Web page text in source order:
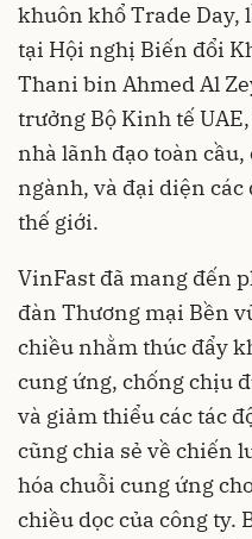
khuôn khổ Trade Day,
tại Hội nghị Biến đổi
Thani bin Ahmed Al
trưởng Bộ Kinh tế
nhà lãnh đạo toàn
ngành, và đại diện
thế giới.
VinFast đã mang đến
đàn Thương mại Bền
chiều nhằm thúc đẩy
cung ứng, chống chịu
và giảm thiểu các tác
cũng chia sẻ về chiến
hóa chuỗi cung ứng
chiều dọc của công ty.